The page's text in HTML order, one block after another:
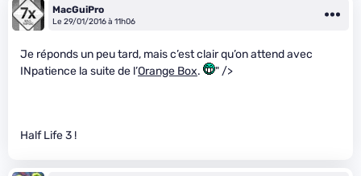
MacGuiPro
Le 29/01/2016 à 11h06
Je réponds un peu tard, mais c’est clair qu’on attend avec
INpatience la suite de l’Orange Box. " />
Half Life 3 !